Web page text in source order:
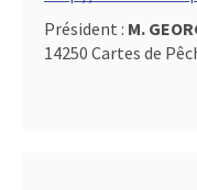
Président : M.
14250 Cartes de